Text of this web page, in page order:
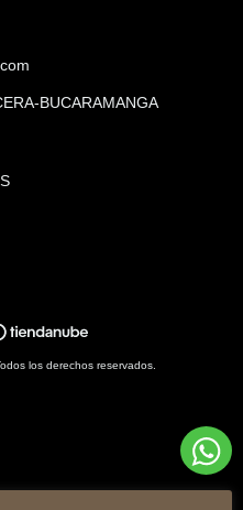
BUCARAMANGA
los derechos reservados.